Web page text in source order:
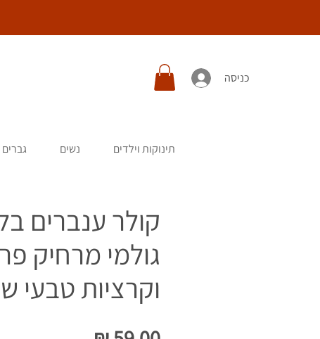
כניסה
תינוקות וילדים נשים גברים
קולר ענברים
גולמי מרחיק
וקרציות טבעי